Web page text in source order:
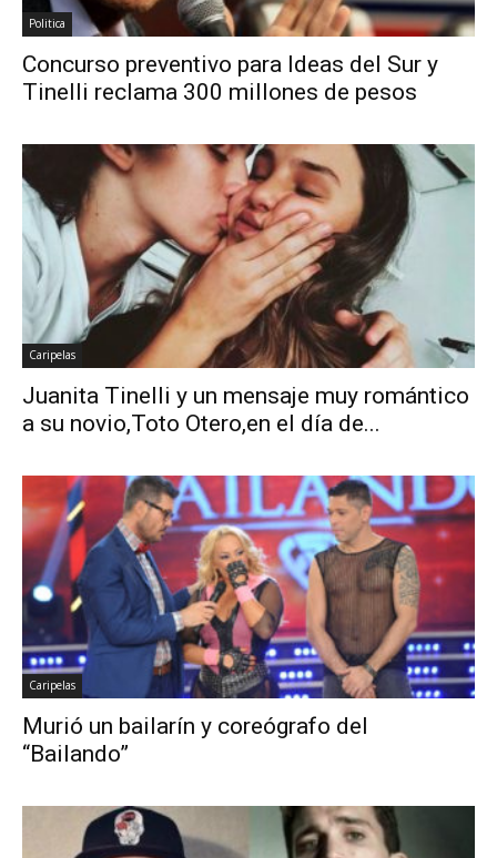
Politica
Concurso preventivo para Ideas del Sur y
Tinelli reclama 300 millones de pesos
Caripelas
Juanita Tinelli y un mensaje muy romántico
a su novio,Toto Otero,en el día de...
Caripelas
Murió un bailarín y coreógrafo del
“Bailando”